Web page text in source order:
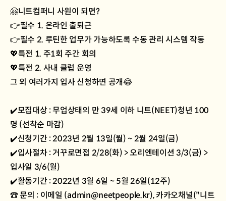
🤗니트컴퍼니 사원이 되면?
👉필수 1. 온라인 출퇴근
👉필수 2. 루틴한 업무가 가능하도록 수동 관리 시스템 작동
💖특전 1. 주1회 주간 회의
💖특전 2. 사내 클럽 운영
그 외 여러가지 입사 신청하면 공개😂
✔️모집대상 : 무업상태의 만 39세 이하 니트(NEET)청년 100
명 (선착순 마감)
✔️신청기간 : 2023년 2월 13일(월) ~ 2월 24일(금)
✔️입사절차 : 거꾸로면접 2/28(화) > 오리엔테이션 3/3(금) >
입사일 3/6(월)
✔️활동기간 : 2022년 3월 6일 ~ 5월 26일(12주)
☎️ 문의 : 이메일 (admin@neetpeople.kr), 카카오채널("니트